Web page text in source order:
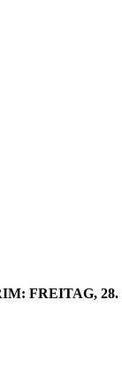
FREITAG, 28.